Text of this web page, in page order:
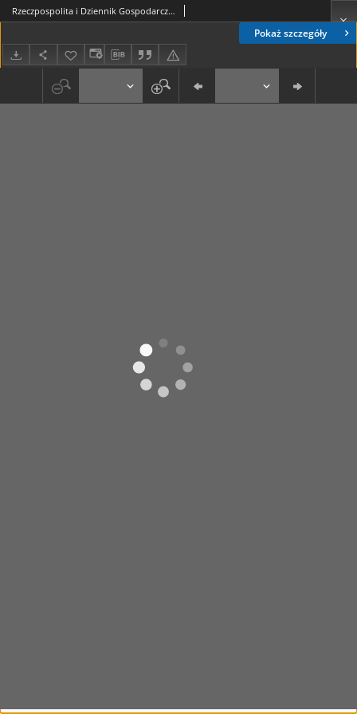
Pokaż szczegóły
Rzeczpospolita i Dziennik Gospodarczy. R. 4, nr 102 (16 kwietnia 1947)